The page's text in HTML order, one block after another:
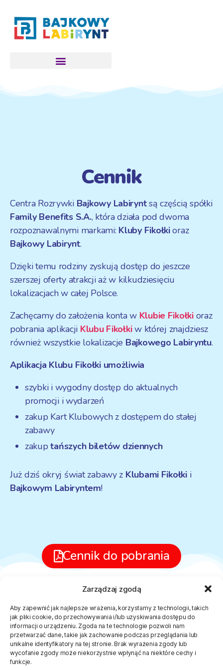
Zarządzaj zgodą
Aby zapewnić jak najlepsze wrażenia, korzystamy z technologii, takich
jak pliki cookie, do przechowywania i/lub uzyskiwania dostępu do
informacji o urządzeniu. Zgoda na te technologie pozwoli nam
przetwarzać dane, takie jak zachowanie podczas przeglądania lub
unikalne identyfikatory na tej stronie. Brak wyrażenia zgody lub
wycofanie zgody może niekorzystnie wpłynąć na niektóre cechy i
funkcje.
Cennik
Centra Rozrywki Bajkowy Labiryntsą częścią spółki
Family Benefits S.A., która działa pod dwoma
rozpoznawalnymi markami: Kluby Fikołkioraz
Bajkowy Labirynt.
Dzięki temu rodziny zyskują dostęp do jeszcze
szerszej oferty atrakcji aż w kilkudziesięciu
lokalizacjach w całej Polsce.
Zachęcamy do założenia konta w Klubie Fikołkioraz
pobrania aplikacji Klubu Fikołkiw której znajdziesz
również wszystkie lokalizacje Bajkowego Labiryntu.
Aplikacja Klubu Fikołki umożliwia
szybki i wygodny dostęp do aktualnych
promocji i wydarzeń
zakup Kart Klubowych z dostępem do stałej
zabawy
zakuptańszych biletów dziennych
Już dziś okryj świat zabawy z Klubami Fikołkii
Bajkowym Labiryntem!
Cennik do pobrania